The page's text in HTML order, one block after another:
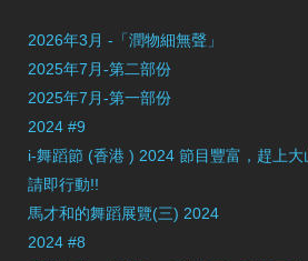
2026年3月 -「潤物細無聲」
2025年7月-第二部份
2025年7月-第一部份
2024 #9
i-舞蹈節 (香港 ) 2024 節目豐富，趕上
請即行動!!
馬才和的舞蹈展覽(三) 2024
2024 #8